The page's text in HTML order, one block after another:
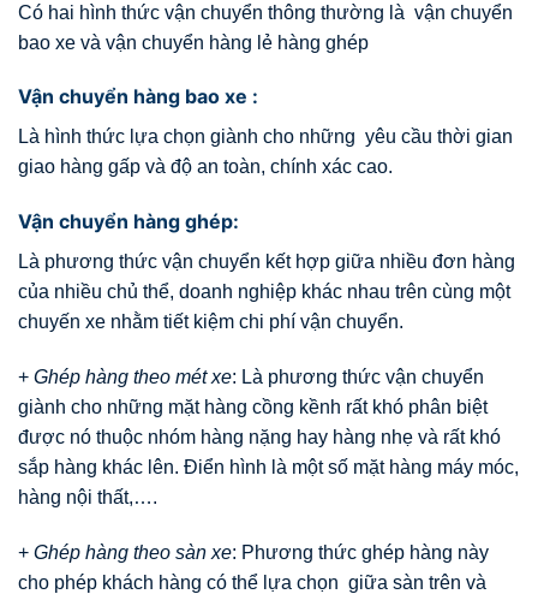
Có hai hình thức vận chuyển thông thường là vận chuyển
bao xe và vận chuyển hàng lẻ hàng ghép
Vận chuyển hàng bao xe :
Là hình thức lựa chọn giành cho những yêu cầu thời gian
giao hàng gấp và độ an toàn, chính xác cao.
Vận chuyển hàng ghép:
Là phương thức vận chuyển kết hợp giữa nhiều đơn hàng
của nhiều chủ thể, doanh nghiệp khác nhau trên cùng một
chuyến xe nhằm tiết kiệm chi phí vận chuyển.
+ Ghép hàng theo mét xe: Là phương thức vận chuyển
giành cho những mặt hàng cồng kềnh rất khó phân biệt
được nó thuộc nhóm hàng nặng hay hàng nhẹ và rất khó
sắp hàng khác lên. Điển hình là một số mặt hàng máy móc,
hàng nội thất,….
+ Ghép hàng theo sàn xe: Phương thức ghép hàng này
cho phép khách hàng có thể lựa chọn giữa sàn trên và